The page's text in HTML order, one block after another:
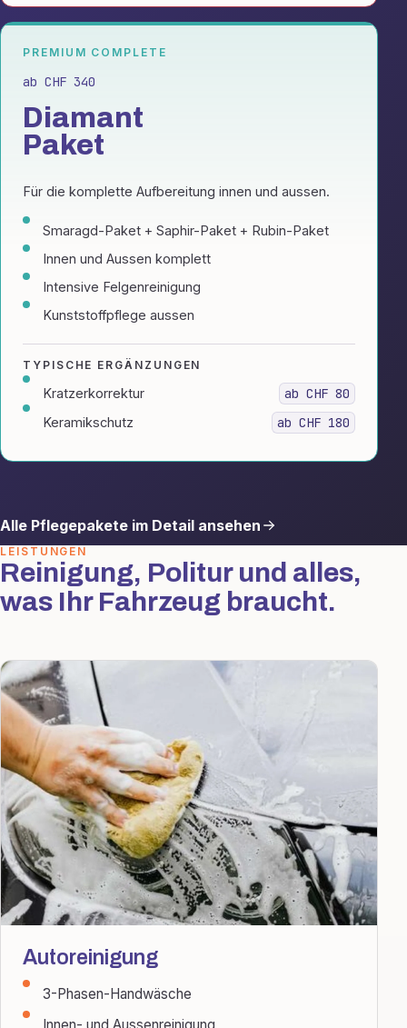
PREMIUM COMPLETE
ab CHF 340
Diamant
Paket
Für die komplette Aufbereitung innen und aussen.
Smaragd-Paket + Saphir-Paket + Rubin-Paket
Innen und Aussen komplett
Intensive Felgenreinigung
Kunststoffpflege aussen
TYPISCHE ERGÄNZUNGEN
Kratzerkorrektur ab CHF 80
Keramikschutz ab CHF 180
Alle Pflegepakete im Detail ansehen
LEISTUNGEN
Reinigung, Politur und alles,
was Ihr Fahrzeug braucht.
Autoreinigung
3-Phasen-Handwäsche